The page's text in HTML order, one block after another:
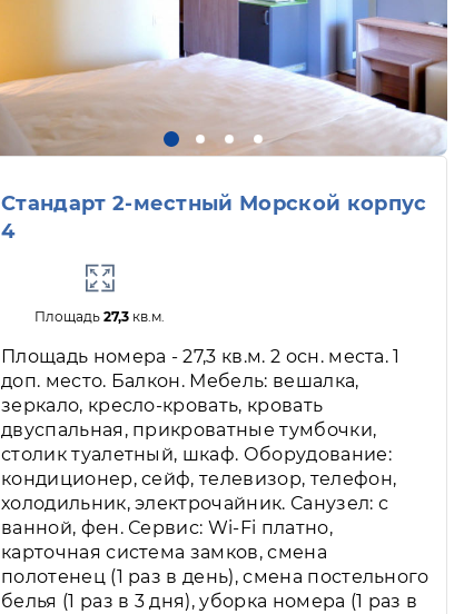
Стандарт 2-местный Морской корпус
4
Площадь27,3 кв.м.
Площадь номера - 27,3 кв.м. 2 осн. места. 1
доп. место. Балкон. Мебель: вешалка,
зеркало, кресло-кровать, кровать
двуспальная, прикроватные тумбочки,
столик туалетный, шкаф. Оборудование:
кондиционер, сейф, телевизор, телефон,
холодильник, электрочайник. Санузел: с
ванной, фен. Сервис: Wi-Fi платно,
карточная система замков, смена
полотенец (1 раз в день), смена постельного
белья (1 раз в 3 дня), уборка номера (1 раз в